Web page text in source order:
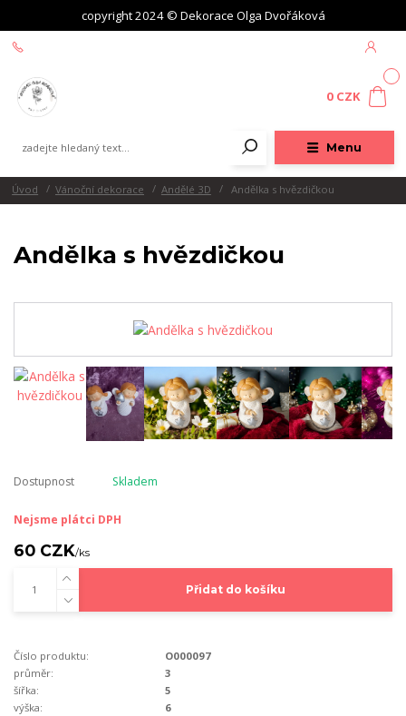
copyright 2024 © Dekorace Olga Dvořáková
Menu
0 CZK
Úvod Vánoční dekorace Andělé 3D Andělka s hvězdičkou
Andělka s hvězdičkou
Dostupnost Skladem
Nejsme plátci DPH
60 CZK/ks
Přidat do košíku
Číslo produktu:
O000097
průměr:
3
šířka:
5
výška:
6